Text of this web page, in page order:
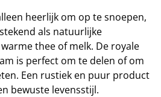
heerlijk om op te snoepen,
als natuurlijke
thee of melk. De royale
is perfect om te delen of om
Een rustiek en puur product
bewuste levensstijl.